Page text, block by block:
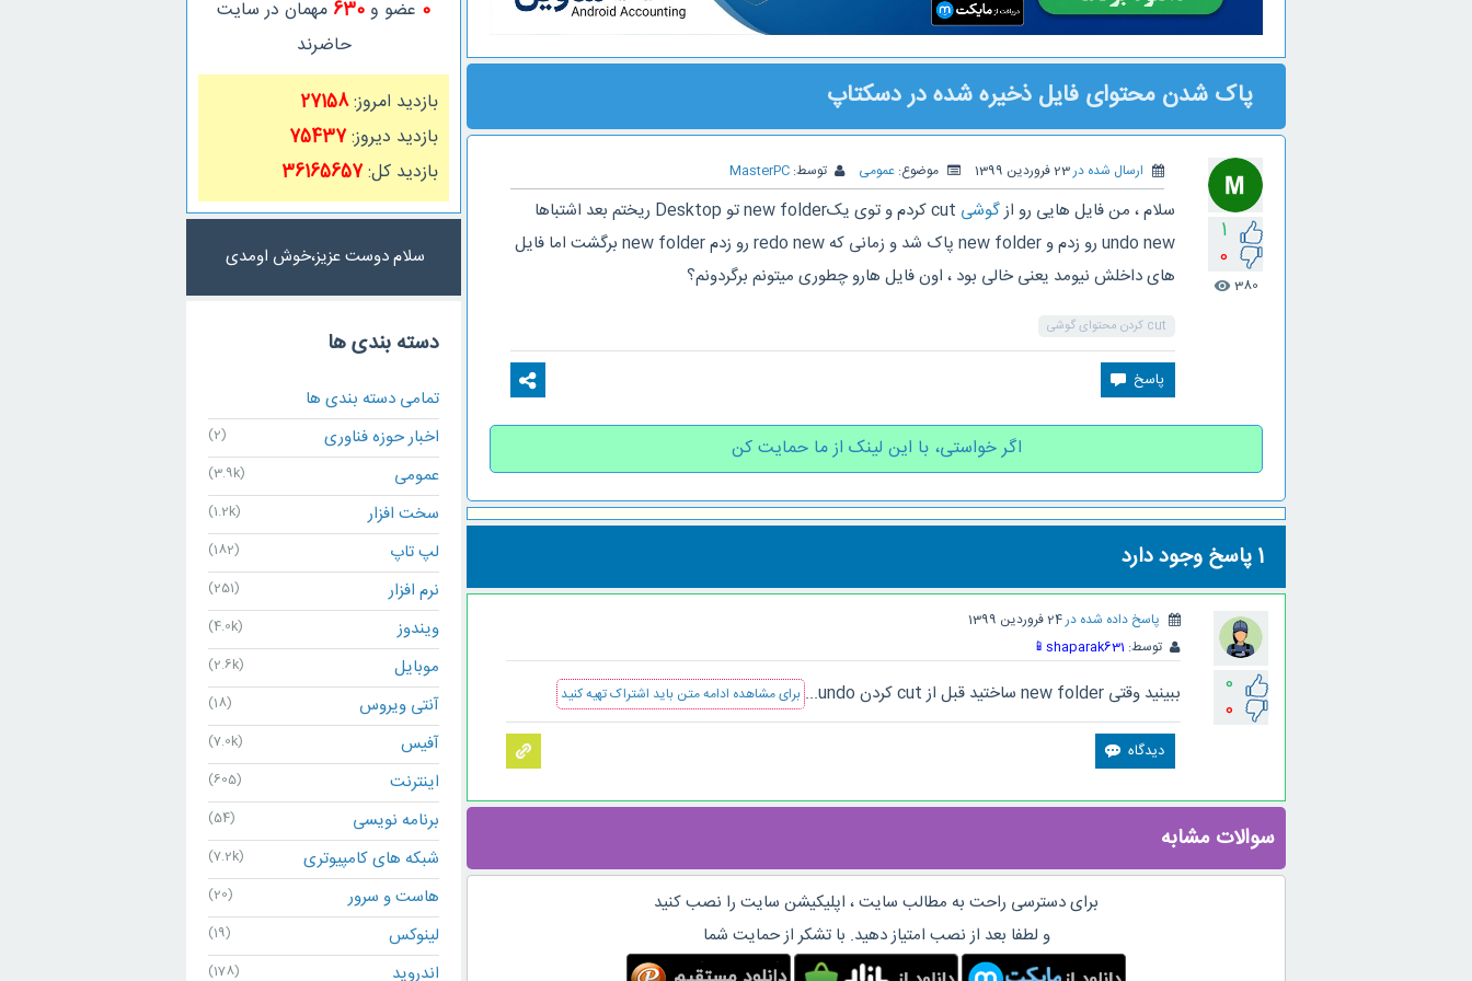
پاک شدن محتوای فایل ذخیره شده در دسکتاپ
1
0
380
visibility
ارسال شده در23 فروردین 1399 موضوع: عمومی توسط: MasterPC
سلام ، من فایل هایی رو ازگوشی
cut کردم و توی یکnew folder تو Desktop ریختم بعد اشتباها
undo new رو زدم و new folder پاک شد و زمانی که redo new رو زدم new folder برگشت اما فایل
های داخلش نیومد یعنی خالی بود ، اون فایل هارو چطوری میتونم برگردونم؟
cut کردن محتوای گوشی
اگر خواستی، با این لینک از ما حمایت کن
1پاسخ وجود دارد
0
0
پاسخ داده شده در24 فروردین 1399
توسط: shaparak631
📱
ببینید وقتی new folder ساختید قبل از cut کردن undo... برای مشاهده ادامه متن باید اشتراک تهیه کنید
سوالات مشابه
برای دسترسی راحت به مطالب سایت ، اپلیکیشن سایت را نصب کنید
و لطفا بعد از نصب امتیاز دهید. با تشکر از حمایت شما
0 عضو و630 مهمان در سایت
حاضرند
بازدید امروز:27158
بازدید دیروز:75437
بازدید کل:36165657
سلام دوست عزیز،خوش اومدی
دسته بندی ها
تمامی دسته بندی ها
اخبار حوزه فناوری
(2)
عمومی (3.9k)
سخت افزار (1.2k)
لپ تاپ (182)
نرم افزار (251)
ویندوز (4.0k)
موبایل (2.6k)
آنتی ویروس (18)
آفیس (7.0k)
اینترنت (605)
برنامه نویسی (54)
شبکه های کامپیوتری (7.2k)
هاست و سرور (20)
لینوکس (19)
اندروید (178)